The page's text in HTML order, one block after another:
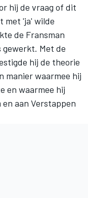
hij de vraag of dit
met 'ja' wilde
de Fransman
Met de
hij de theorie
manier waarmee hij
en waarmee hij
aan Verstappen